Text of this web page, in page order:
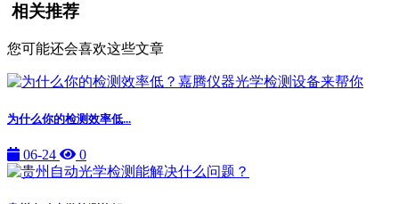
相关推荐
您可能还会喜欢这些文章
为什么你的检测效率低...
06-24 0